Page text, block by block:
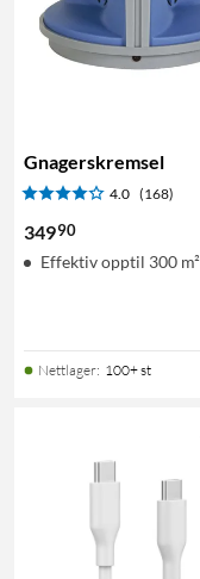
Gnagerskremsel
4.0 (168)
34990
Effektiv opptil 300 m²
Nettlager: 100+ st